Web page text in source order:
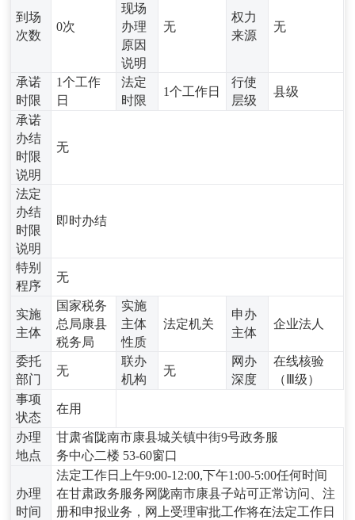
到场
次数
0次
现场
办理
原因
说明
无
权力
来源
无
承诺
时限
1个工作
日
法定
时限
1个工作日
行使
层级
县级
承诺
办结
时限
说明
无
法定
办结
时限
说明
即时办结
特别
程序
无
实施
主体
国家税务
总局康县
税务局
实施
主体
性质
法定机关
申办
主体
企业法人
委托
部门
无
联办
机构
无
网办
深度
在线核验
（Ⅲ级）
事项
状态
在用
办理
地点
甘肃省陇南市康县城关镇中街9号政务服
务中心二楼 53-60窗口
办理
时间
法定工作日上午9:00-12:00,下午1:00-5:00任何时间
在甘肃政务服务网陇南市康县子站可正常访问、注
册和申报业务，网上受理审批工作将在法定工作日